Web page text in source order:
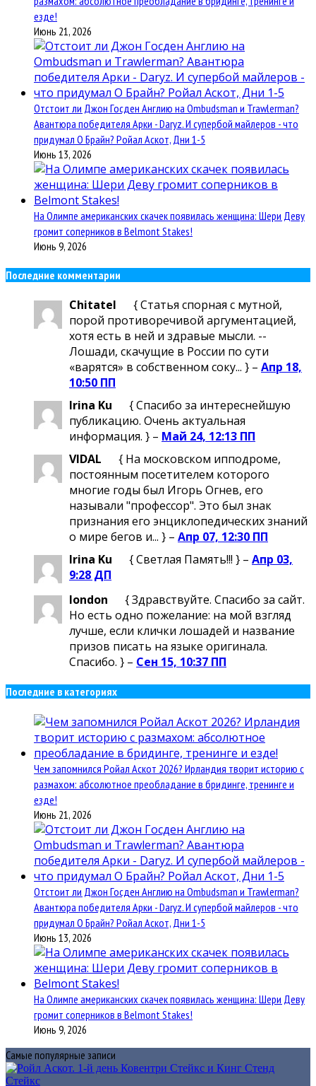
езде!
Июнь 21, 2026
Отстоит ли Джон Госден Англию на Ombudsman и Trawlerman?
Авантюра победителя Арки - Daryz. И супербой майлеров - что
придумал О Брайн? Ройал Аскот, Дни 1-5
Июнь 13, 2026
На Олимпе американских скачек появилась женщина: Шери Деву
громит соперников в Belmont Stakes!
Июнь 9, 2026
Последние комментарии
Chitatel
{ Статья спорная с мутной,
порой противоречивой аргументацией,
хотя есть в ней и здравые мысли. --
Лошади, скачущие в России по сути
«варятся» в собственном соку... } – Апр 18,
10:50 ПП
Irina Ku
{ Спасибо за интереснейшую
публикацию. Очень актуальная
информация. } – Май 24, 12:13 ПП
VIDAL
{ На московском ипподроме,
постоянным посетителем которого
многие годы был Игорь Огнев, его
называли "профессор". Это был знак
признания его энциклопедических знаний
о мире бегов и... } – Апр 07, 12:30 ПП
Irina Ku
{ Светлая Память!!! } – Апр 03,
9:28 ДП
london
{ Здравствуйте. Спасибо за сайт.
Но есть одно пожелание: на мой взгляд
лучше, если клички лошадей и название
призов писать на языке оригинала.
Спасибо. } – Сен 15, 10:37 ПП
Последние в категориях
Чем запомнился Ройал Аскот 2026? Ирландия творит историю с
размахом: абсолютное преобладание в бридинге, тренинге и
езде!
Июнь 21, 2026
Отстоит ли Джон Госден Англию на Ombudsman и Trawlerman?
Авантюра победителя Арки - Daryz. И супербой майлеров - что
придумал О Брайн? Ройал Аскот, Дни 1-5
Июнь 13, 2026
На Олимпе американских скачек появилась женщина: Шери Деву
громит соперников в Belmont Stakes!
Июнь 9, 2026
Самые популярные записи